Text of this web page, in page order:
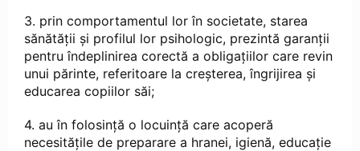
3. prin comportamentul lor în societate, starea
sănătăţii şi profilul lor psihologic, prezintă garanţii
pentru îndeplinirea corectă a obligaţiilor care revin
unui părinte, referitoare la creşterea, îngrijirea şi
educarea copiilor săi;
4. au în folosinţă o locuinţă care acoperă
necesităţile de preparare a hranei, igienă, educaţie